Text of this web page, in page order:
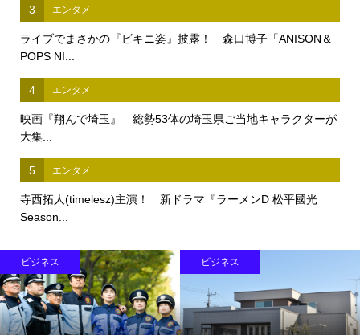
3 エンタメ
ライブでまさかの『ビキニ姿』披露！ 森口博子「ANISON＆
POPS NI...
4 エンタメ
映画『翔んで埼玉』 総勢53体の埼玉県ご当地キャラクターが
大集...
5 エンタメ
寺西拓人(timelesz)主演！ 新ドラマ『ラーメンD 松平國光
Season...
ビジネス ライフスタイル